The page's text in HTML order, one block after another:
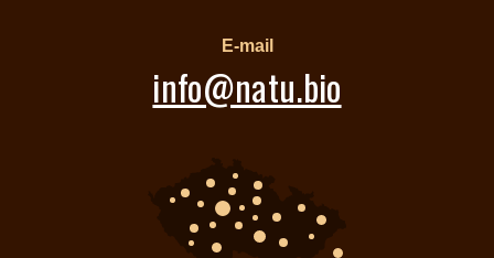
E-mail
info@natu.bio